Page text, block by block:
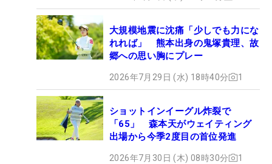
大規模地震に沈痛「少しでも力にな
れれば」 熊本出身の鬼塚貴理、故
郷への思い胸にプレー
2026年7月29日 (水) 18時40分 1
ショットインイーグル炸裂で
「65」 森本天がウェイティング
出場から今季2度目の首位発進
2026年7月30日 (木) 08時30分 1